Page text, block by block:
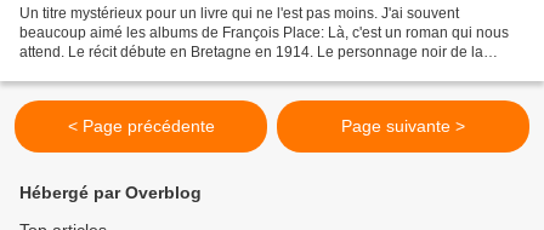
Un titre mystérieux pour un livre qui ne l'est pas moins. J'ai souvent
beaucoup aimé les albums de François Place: Là, c'est un roman qui nous
attend. Le récit débute en Bretagne en 1914. Le personnage noir de la
< Page précédente Page suivante >
Hébergé par Overblog